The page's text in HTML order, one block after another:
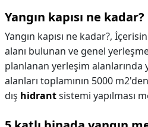
Yangın kapısı ne kadar?
Yangın kapısı ne kadar?,
alanı bulunan ve genel
planlanan yerleşim alanlarında
alanları toplamının 5000
dış hidrantsistemi yapılması